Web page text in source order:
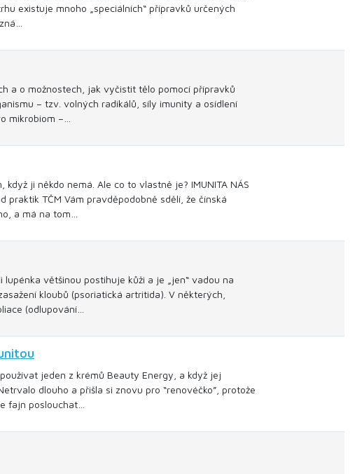
existuje mnoho „speciálních“ přípravků určených
a o možnostech, jak vyčistit tělo pomocí přípravků
– tzv. volných radikálů, síly imunity a osídlení
mikrobiom –…
ji někdo nemá. Ale co to vlastně je? IMUNITA NÁS
praktik TČM Vám pravděpodobně sdělí, že čínská
a má na tom…
většinou postihuje kůži a je „jen“ vadou na
kloubů (psoriatická artritida). V některých,
(odlupování…
jeden z krémů Beauty Energy, a když jej
dlouho a přišla si znovu pro “renovéčko”, protože
fajn poslouchat…